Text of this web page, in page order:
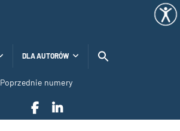
DLA AUTORÓW
Poprzednie numery